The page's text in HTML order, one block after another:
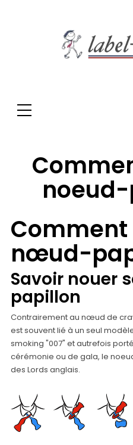
nœud-
Savoir nouer
papillon
Contrairement au nœud de
est souvent lié à un seul
smoking "007" et autrefois
cérémonie ou de gala, le
des Lords anglais.